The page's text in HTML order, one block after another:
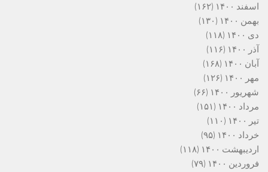
اسفند ۱۴۰۰
(۱۶۲)
بهمن ۱۴۰۰
(۱۳۰)
دی ۱۴۰۰
(۱۱۸)
آذر ۱۴۰۰
(۱۱۶)
آبان ۱۴۰۰
(۱۶۸)
مهر ۱۴۰۰
(۱۲۶)
شهریور ۱۴۰۰
(۶۶)
مرداد ۱۴۰۰
(۱۵۱)
تیر ۱۴۰۰
(۱۱۰)
خرداد ۱۴۰۰
(۹۵)
اردیبهشت ۱۴۰۰
(۱۱۸)
فروردین ۱۴۰۰
(۷۹)